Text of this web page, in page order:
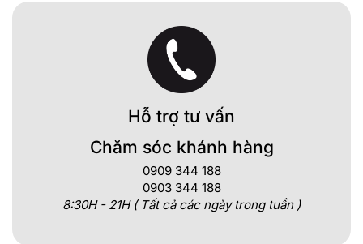
Hỗ trợ tư vấn
Chăm sóc khánh hàng
0909 344 188
0903 344 188
8:30H - 21H ( Tất cả các ngày trong tuần )